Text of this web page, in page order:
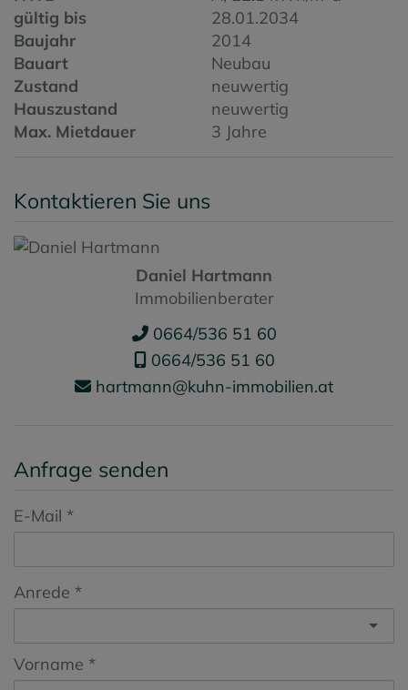
gültig bis
28.01.2034
Baujahr
2014
Bauart
Neubau
Zustand
neuwertig
Hauszustand
neuwertig
Max. Mietdauer
3 Jahre
Kontaktieren Sie uns
Daniel Hartmann
Immobilienberater
0664/536 51 60
0664/536 51 60
hartmann@kuhn-immobilien.at
Anfrage senden
E-Mail
Anrede
Vorname